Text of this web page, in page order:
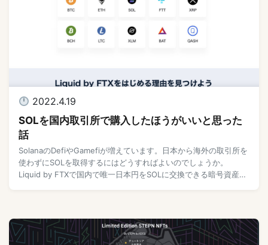
2022.4.19
SOLを国内取引所で購入したほうがいいと思った
話
SolanaのDefiやGamefiが増えています。日本から海外の取引所を
使わずにSOLを取得するにはどうすればよいのでしょうか。
Liquid by FTXで国内で唯一日本円をSOLに交換できる暗号資産取